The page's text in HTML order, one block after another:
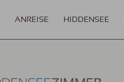
ANREISE HIDDENSEE